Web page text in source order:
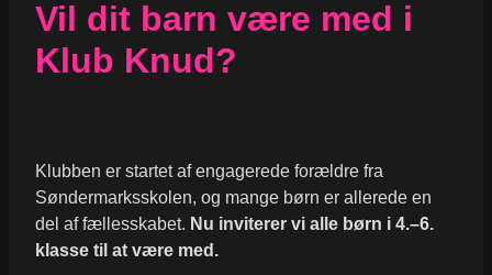
Vil dit barn være med i
Klub Knud?
Klubben er startet af engagerede forældre fra
Søndermarksskolen, og mange børn er allerede en
del af fællesskabet. Nu inviterer vi alle børn i 4.–6.
klasse til at være med.